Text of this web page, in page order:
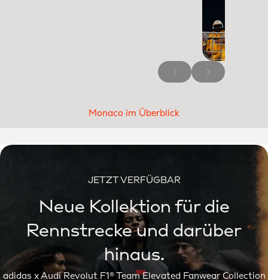
Monaco im Überblick
JETZT VERFÜGBAR
Neue Kollektion für die
Rennstrecke und darüber
hinaus.
adidas x Audi Revolut F1® Team Elevated Fanwear Collection